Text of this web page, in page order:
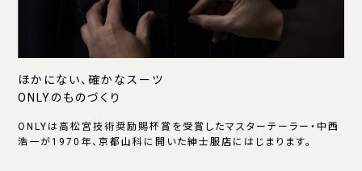
ほかにない、確かなスーツ
ONLYのものづくり
ONLYは高松宮技術奨励賜杯賞を受賞したマスターテーラー・中西
浩一が1970年、京都山科に開いた紳士服店にはじまります。